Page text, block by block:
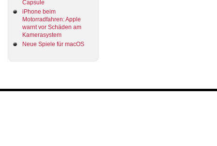
Capsule
iPhone beim
Motorradfahren: Apple
warnt vor Schäden am
Kamerasystem
Neue Spiele für macOS